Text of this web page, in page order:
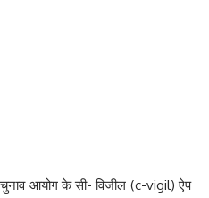
चुनाव आयोग के सी- विजील (c-vigil) ऐप